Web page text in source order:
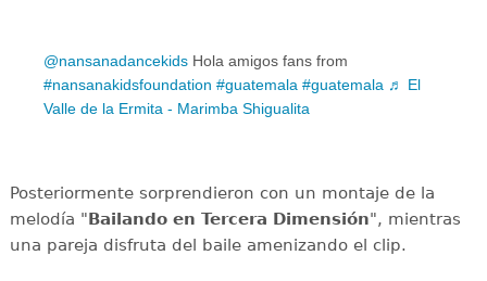
@nansanadancekids Hola amigos fans from
#nansanakidsfoundation #guatemala #guatemala ♬ El
Valle de la Ermita - Marimba Shigualita
Posteriormente sorprendieron con un montaje de la
melodía "Bailando en Tercera Dimensión", mientras
una pareja disfruta del baile amenizando el clip.